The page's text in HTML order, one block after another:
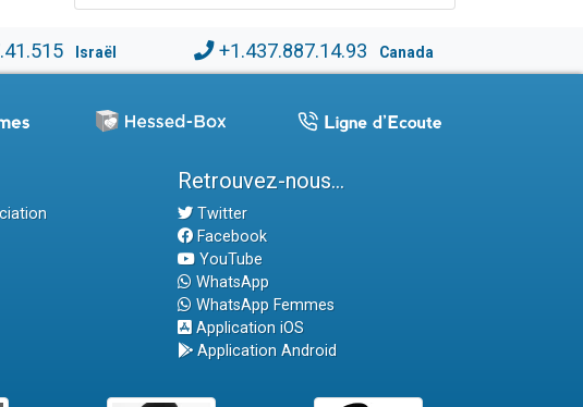
Israël +1.437.887.14.93 Canada
Retrouvez-nous...
Twitter
Facebook
YouTube
WhatsApp
WhatsApp Femmes
Application iOS
Application Android